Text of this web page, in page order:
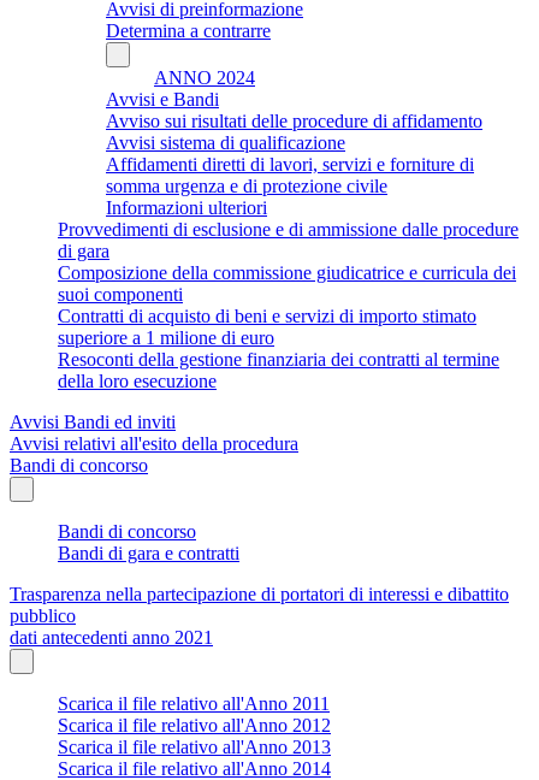
Avvisi di preinformazione
Determina a contrarre
ANNO 2024
Avvisi e Bandi
Avviso sui risultati delle procedure di affidamento
Avvisi sistema di qualificazione
Affidamenti diretti di lavori, servizi e forniture di
somma urgenza e di protezione civile
Informazioni ulteriori
Provvedimenti di esclusione e di ammissione dalle procedure
di gara
Composizione della commissione giudicatrice e curricula dei
suoi componenti
Contratti di acquisto di beni e servizi di importo stimato
superiore a 1 milione di euro
Resoconti della gestione finanziaria dei contratti al termine
della loro esecuzione
Avvisi Bandi ed inviti
Avvisi relativi all'esito della procedura
Bandi di concorso
Bandi di concorso
Bandi di gara e contratti
Trasparenza nella partecipazione di portatori di interessi e dibattito
pubblico
dati antecedenti anno 2021
Scarica il file relativo all'Anno 2011
Scarica il file relativo all'Anno 2012
Scarica il file relativo all'Anno 2013
Scarica il file relativo all'Anno 2014